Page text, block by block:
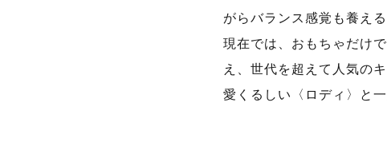
がらバランス感覚も養え
現在では、おもちゃだけ
え、世代を超えて人気の
愛くるしい〈ロディ〉と